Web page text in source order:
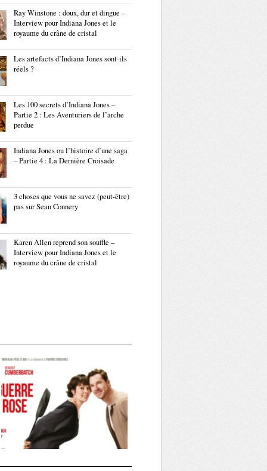
Ray Winstone : doux, dur et dingue –
Interview pour Indiana Jones et le
royaume du crâne de cristal
Les artefacts d’Indiana Jones sont-ils
réels ?
Les 100 secrets d’Indiana Jones –
Partie 2 : Les Aventuriers de l’arche
perdue
Indiana Jones ou l’histoire d’une saga
– Partie 4 : La Dernière Croisade
3 choses que vous ne savez (peut-être)
pas sur Sean Connery
Karen Allen reprend son souffle –
Interview pour Indiana Jones et le
royaume du crâne de cristal